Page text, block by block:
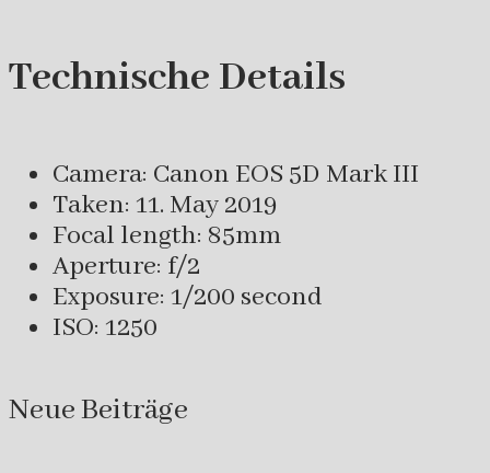
Technische Details
Camera: Canon EOS 5D Mark III
Taken: 11. May 2019
Focal length: 85mm
Aperture: f/2
Exposure: 1/200 second
ISO: 1250
Neue Beiträge